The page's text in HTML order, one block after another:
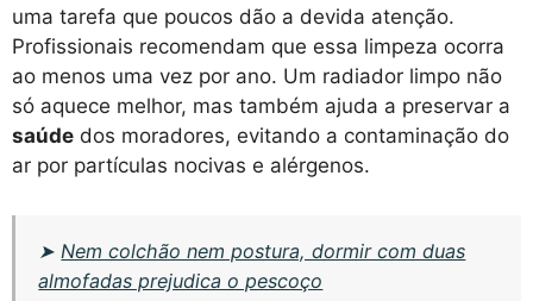
uma tarefa que poucos dão a devida atenção.
Profissionais recomendam que essa limpeza ocorra
ao menos uma vez por ano. Um radiador limpo não
só aquece melhor, mas também ajuda a preservar a
saúde dos moradores, evitando a contaminação do
ar por partículas nocivas e alérgenos.
➤ Nem colchão nem postura, dormir com duas
almofadas prejudica o pescoço